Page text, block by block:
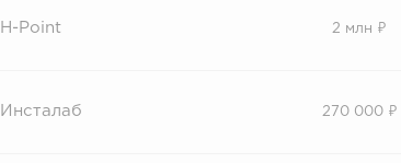
H-Point 2 млн ₽
Инсталаб 270 000 ₽